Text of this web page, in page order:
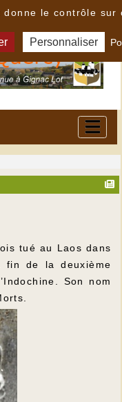
tué au Laos dans
fin de la deuxième
Son nom
le contrôle sur
Personnaliser